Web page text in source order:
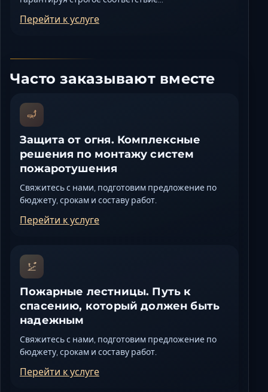
Перейти к услуге
Часто заказывают вместе
Защита от огня. Комплексные
решения по монтажу систем
пожаротушения
Свяжитесь с нами, подготовим предложение по
бюджету, срокам и составу работ.
Перейти к услуге
Пожарные лестницы. Путь к
спасению, который должен быть
надежным
Свяжитесь с нами, подготовим предложение по
бюджету, срокам и составу работ.
Перейти к услуге